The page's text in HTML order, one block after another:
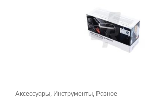
Аксессуары, Инструменты, Разное